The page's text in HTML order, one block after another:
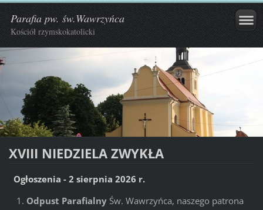
Parafia pw. św.Wawrzyńca
Kościół rzymskokatolicki
XVIII NIEDZIELA ZWYKŁA
Ogłoszenia - 2 sierpnia 2026 r.
Odpust ParafialnyŚw. Wawrzyńca, naszego patrona